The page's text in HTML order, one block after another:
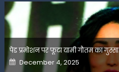
पेड प्रमोशन पर फूटा यामी गौतम का गुस्सा
Posted
on
December 4, 2025